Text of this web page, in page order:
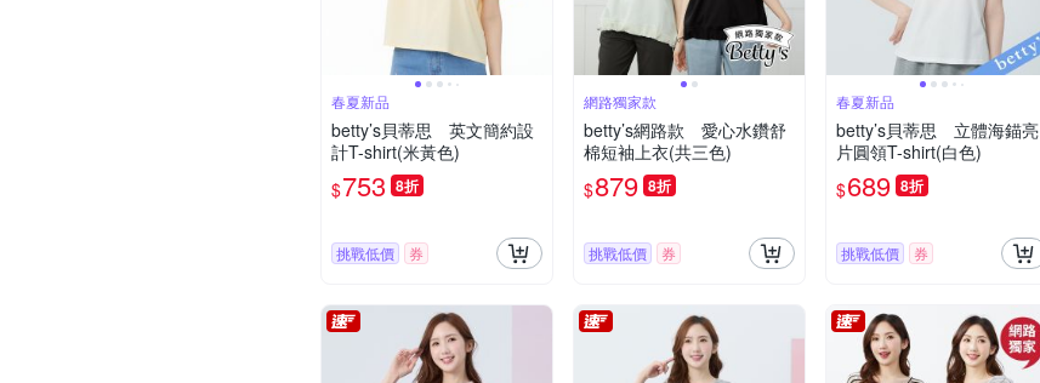
春夏新品
betty’s貝蒂思 英文簡約設
計T-shirt(米黃色)
$753 8折
挑戰低價 券
網路獨家款
betty’s網路款 愛心水鑽舒
棉短袖上衣(共三色)
$879 8折
挑戰低價 券
春夏新品
betty’s貝蒂思 立體海錨亮
片圓領T-shirt(白色)
$689 8折
挑戰低價 券